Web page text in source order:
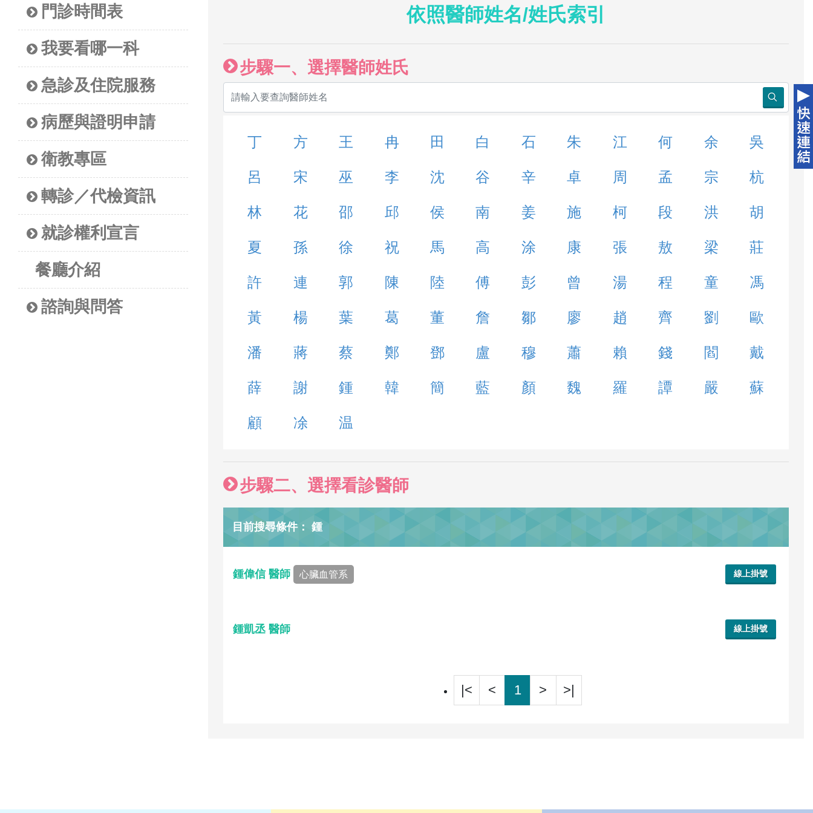
門診時間表
我要看哪一科
急診及住院服務
病歷與證明申請
衛教專區
轉診／代檢資訊
就診權利宣言
餐廳介紹
諮詢與問答
依照醫師姓名/姓氏索引
步驟一、選擇醫師姓氏
丁 方 王 冉 田 白 石 朱 江 何 余 吳
呂 宋 巫 李 沈 谷 辛 卓 周 孟 宗 杭
林 花 邵 邱 侯 南 姜 施 柯 段 洪 胡
夏 孫 徐 祝 馬 高 涂 康 張 敖 梁 莊
許 連 郭 陳 陸 傅 彭 曾 湯 程 童 馮
黃 楊 葉 葛 董 詹 鄒 廖 趙 齊 劉 歐
潘 蔣 蔡 鄭 鄧 盧 穆 蕭 賴 錢 閻 戴
薛 謝 鍾 韓 簡 藍 顏 魏 羅 譚 嚴 蘇
顧 凃 温
步驟二、選擇看診醫師
目前搜尋條件： 鍾
鍾偉信 醫師 心臟血管系 線上掛號
鍾凱丞 醫師 線上掛號
|< < 1 > >|